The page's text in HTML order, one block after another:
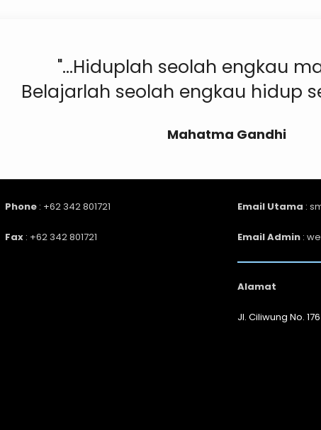
"...Hiduplah seolah engkau
Belajarlah seolah engkau hidup
Mahatma Gandhi
Phone: +62 342 801721
Fax: +62 342 801721
Email Utama :
Email Admin :
Alamat
Jl. Ciliwung No.